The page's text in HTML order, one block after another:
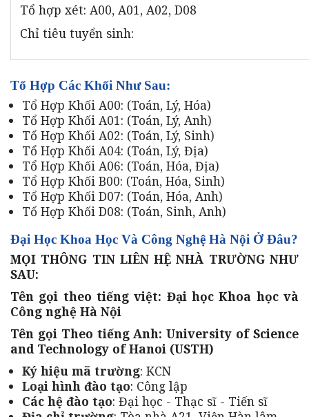
Tổ hợp xét: A00, A01, A02, D08
Chỉ tiêu tuyển sinh:
Tổ Hợp Các Khối Như Sau:
Tổ Hợp Khối A00: (Toán, Lý, Hóa)
Tổ Hợp Khối A01: (Toán, Lý, Anh)
Tổ Hợp Khối A02: (Toán, Lý, Sinh)
Tổ Hợp Khối A04: (Toán, Lý, Địa)
Tổ Hợp Khối A06: (Toán, Hóa, Địa)
Tổ Hợp Khối B00: (Toán, Hóa, Sinh)
Tổ Hợp Khối D07: (Toán, Hóa, Anh)
Tổ Hợp Khối D08: (Toán, Sinh, Anh)
Đại Học Khoa Học Và Công Nghệ Hà Nội Ở Đâu?
MỌI THÔNG TIN LIÊN HỆ NHÀ TRƯỜNG NHƯ
SAU:
Tên gọi theo tiếng việt: Đại học Khoa học và
Công nghệ Hà Nội
Tên gọi Theo tiếng Anh: University of Science
and Technology of Hanoi (USTH)
Ký hiệu mã trường: KCN
Loại hình đào tạo: Công lập
Các hệ đào tạo: Đại học - Thạc sĩ - Tiến sĩ